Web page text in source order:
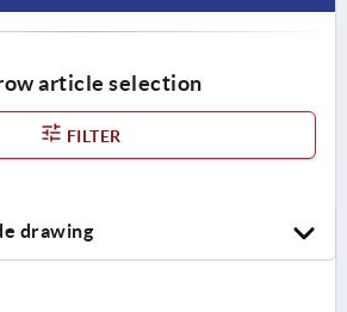
article selection
FILTER
drawing